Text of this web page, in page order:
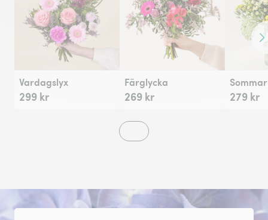
Vardagslyx
299 kr
Färglycka
269 kr 279 kr